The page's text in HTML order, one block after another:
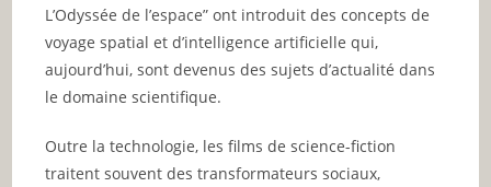
L’Odyssée de l’espace” ont introduit des concepts de
voyage spatial et d’intelligence artificielle qui,
aujourd’hui, sont devenus des sujets d’actualité dans
le domaine scientifique.
Outre la technologie, les films de science-fiction
traitent souvent des transformateurs sociaux,